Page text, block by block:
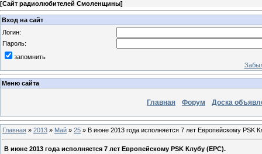
[Сайт радиолюбителей Смоленщины]
Вход на сайт
Логин:
Пароль:
запомнить
Меню сайта
Главная Форум Доска
Главная » 2013 » Май » 25 » В июне 2013 года исполняется 7 лет Европейскому PSK
В июне 2013 года исполняется 7 лет Европейскому PSK Клубу (EPC).